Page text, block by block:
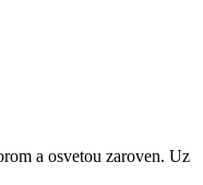
a osvetou zaroven. Uz